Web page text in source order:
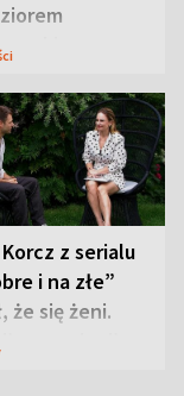
z serialu
i na złe”
że się żeni.
co zmienił